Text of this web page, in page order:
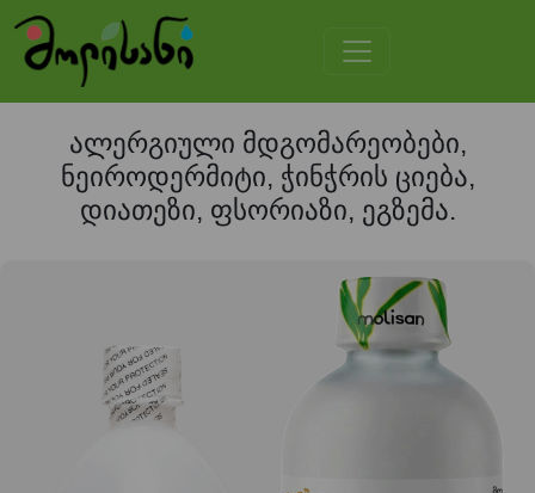
ალერგიული მდგომარეობები,
ნეიროდერმიტი, ჭინჭრის ციება,
დიათეზი, ფსორიაზი, ეგზემა.